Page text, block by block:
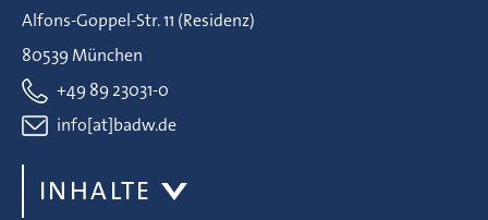
Alfons-Goppel-Str. 11 (Residenz)
80539 München
+49 89 23031-0
info[at]badw.de
INHALTE